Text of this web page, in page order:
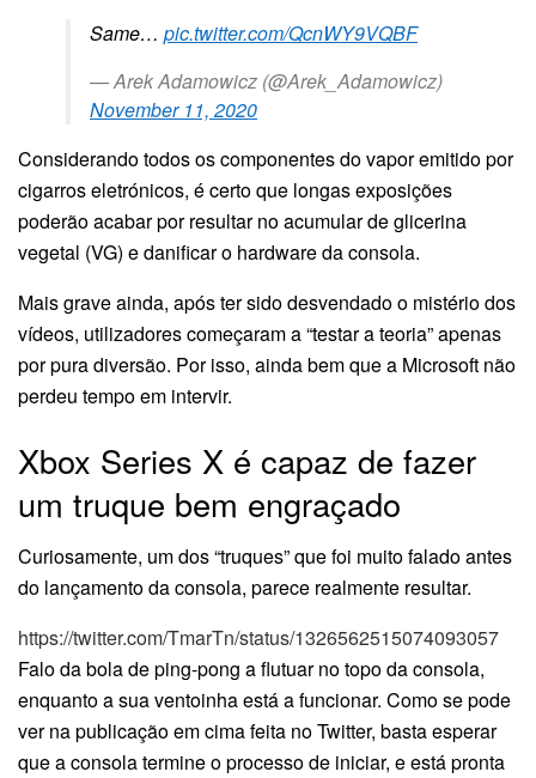
Same… pic.twitter.com/QcnWY9VQBF
— Arek Adamowicz (@Arek_Adamowicz)
November 11, 2020
Considerando todos os componentes do vapor emitido por
cigarros eletrónicos, é certo que longas exposições
poderão acabar por resultar no acumular de glicerina
vegetal (VG) e danificar o hardware da consola.
Mais grave ainda, após ter sido desvendado o mistério dos
vídeos, utilizadores começaram a “testar a teoria” apenas
por pura diversão. Por isso, ainda bem que a Microsoft não
perdeu tempo em intervir.
Xbox Series X é capaz de fazer
um truque bem engraçado
Curiosamente, um dos “truques” que foi muito falado antes
do lançamento da consola, parece realmente resultar.
https://twitter.com/TmarTn/status/1326562515074093057
Falo da bola de ping-pong a flutuar no topo da consola,
enquanto a sua ventoinha está a funcionar. Como se pode
ver na publicação em cima feita no Twitter, basta esperar
que a consola termine o processo de iniciar, e está pronta